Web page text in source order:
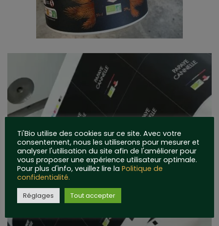
Ti'Bio utilise des cookies sur ce site. Avec votre
consentement, nous les utiliserons pour mesurer et
analyser l'utilisation du site afin de l'améliorer pour
vous proposer une expérience utilisateur optimale.
Pour plus d'info, veuillez lire la Politique de
confidentialité.
Réglages Tout accepter